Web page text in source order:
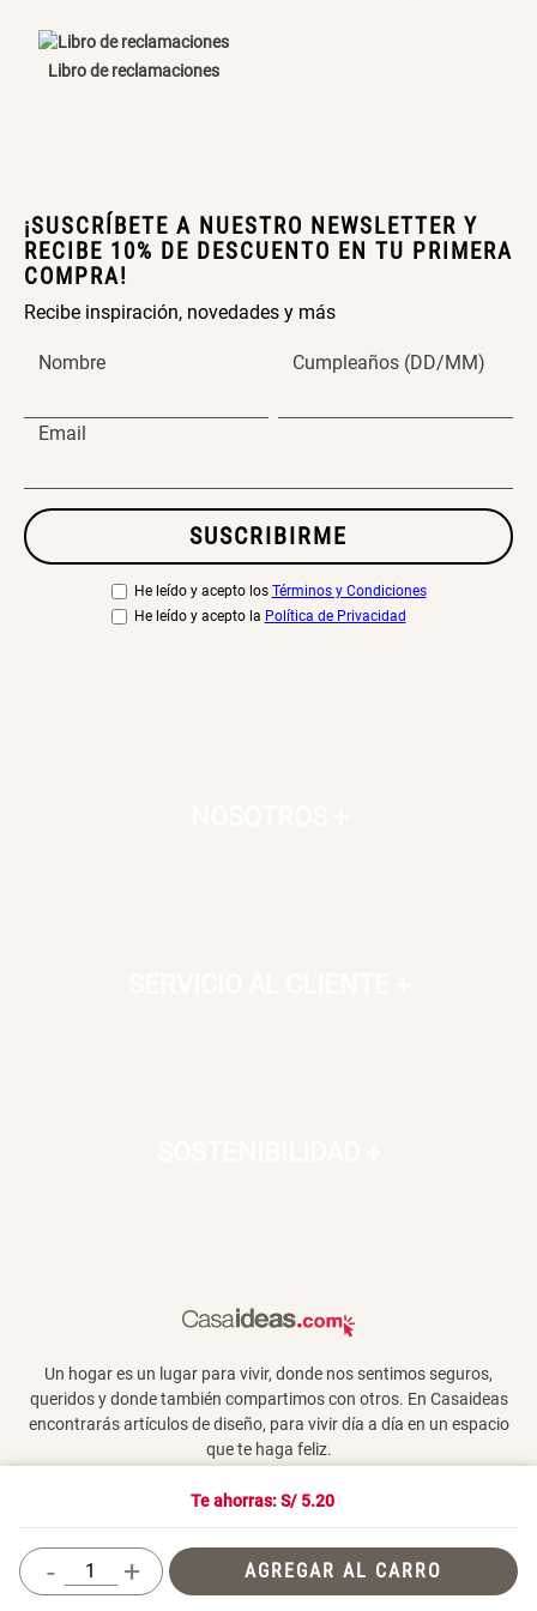
Te ahorras: S/ 5.20
+
- AGREGAR AL CARRO
Libro de reclamaciones
¡SUSCRÍBETE A NUESTRO NEWSLETTER Y
RECIBE 10% DE DESCUENTO EN TU PRIMERA
COMPRA!
Recibe inspiración, novedades y más
Nombre Cumpleaños (DD/MM)
Email
SUSCRIBIRME
He leído y acepto los Términos y Condiciones
He leído y acepto la Política de Privacidad
Un hogar es un lugar para vivir, donde nos sentimos seguros,
queridos y donde también compartimos con otros. En Casaideas
encontrarás artículos de diseño, para vivir día a día en un espacio
que te haga feliz.
Términos y Condiciones
Canasto Bambú